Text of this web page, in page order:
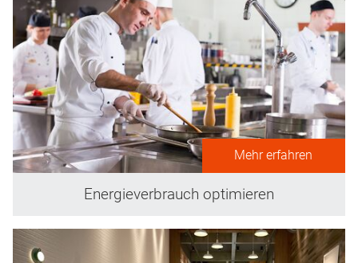
Mehr erfahren
Energieverbrauch optimieren